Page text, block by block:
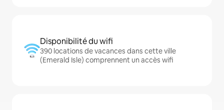
Disponibilité du wifi
390 locations de vacances dans cette ville
(Emerald Isle) comprennent un accès wifi